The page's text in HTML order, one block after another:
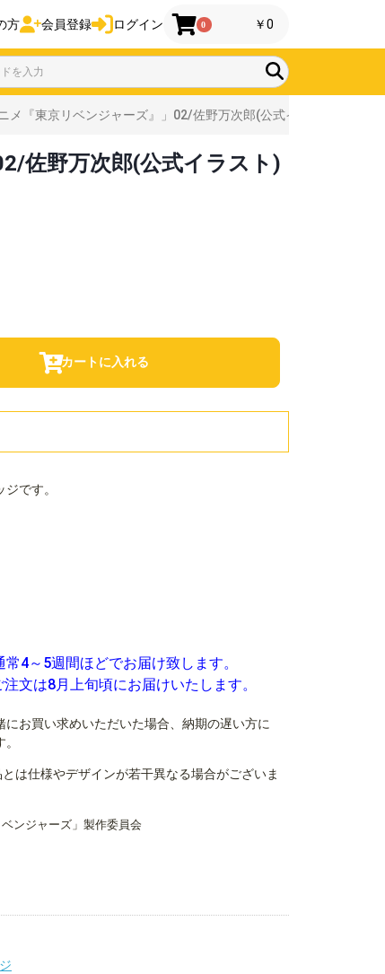
方 会員登録 ログイン 0 ￥0
メ『東京リベンジャーズ』」02/佐野万次郎(公式イラスト)
佐野万次郎(公式イラスト)
カートに入れる
です。
4～5週間ほどでお届け致します。
文は8月上旬頃にお届けいたします。
にお買い求めいただいた場合、納期の遅い方に
は仕様やデザインが若干異なる場合がございま
ンジャーズ」製作委員会